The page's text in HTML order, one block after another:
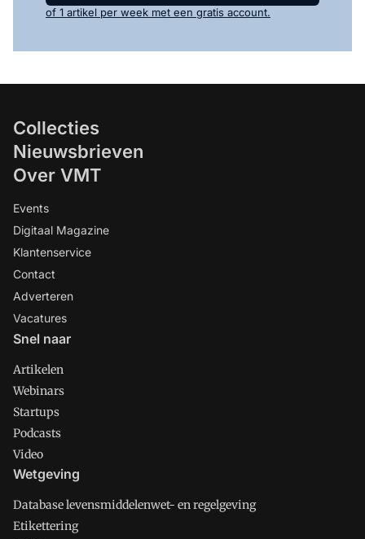
of 1 artikel per week met een gratis account.
Collecties
Nieuwsbrieven
Over VMT
Events
Digitaal Magazine
Klantenservice
Contact
Adverteren
Vacatures
Snel naar
Artikelen
Webinars
Startups
Podcasts
Video
Wetgeving
Database levensmiddelenwet- en regelgeving
Etikettering